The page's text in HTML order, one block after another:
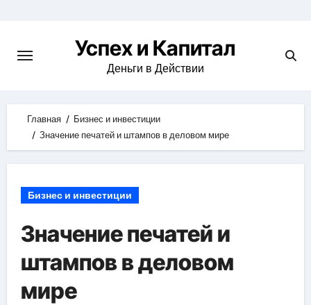
content
Успех и Капитал
Деньги в Действии
Главная
Бизнес и инвестиции
Значение печатей и штампов в деловом мире
Бизнес и инвестиции
Значение печатей и
штампов в деловом
мире